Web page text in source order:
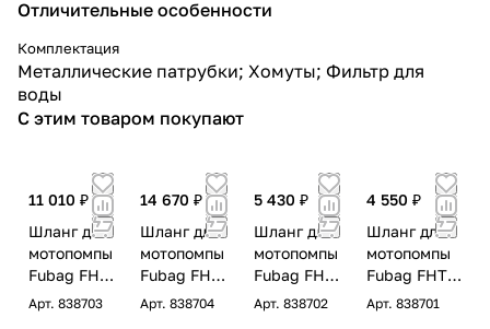
Отличительные особенности
Комплектация
Металлические патрубки; Хомуты; Фильтр для
воды
С этим товаром покупают
11 010 ₽
Шланг для
мотопомпы
Fubag FHT
3/8
Арт. 838703
14 670 ₽
Шланг для
мотопомпы
Fubag FHT
4/8
Арт.838704
5 430 ₽
Шланг для
мотопомпы
Fubag FHT
2/8
Арт.838702
4 550 ₽
Шланг для
мотопомпы
Fubag FHT
1.5/8
Арт. 838701